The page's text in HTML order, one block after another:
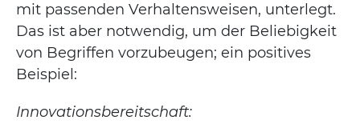
mit passenden Verhaltensweisen, unterlegt.
Das ist aber notwendig, um der Beliebigkeit
von Begriffen vorzubeugen; ein positives
Beispiel:
Innovationsbereitschaft: